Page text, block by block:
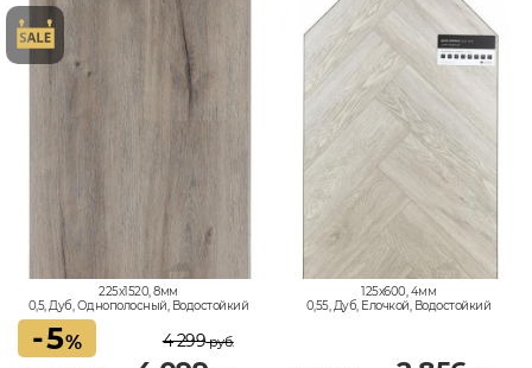
225x1520, 8мм
0,5, Дуб, Однополосный, Водостойкий
-5% 4 299руб.
125x600, 4мм
0,55, Дуб, Елочкой, Водостойкий